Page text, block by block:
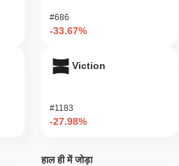
#686
-33.67%
Viction
#1183
-27.98%
हाल ही में जोड़ा